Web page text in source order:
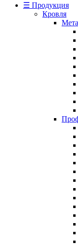
☰ Продукция
Кровля